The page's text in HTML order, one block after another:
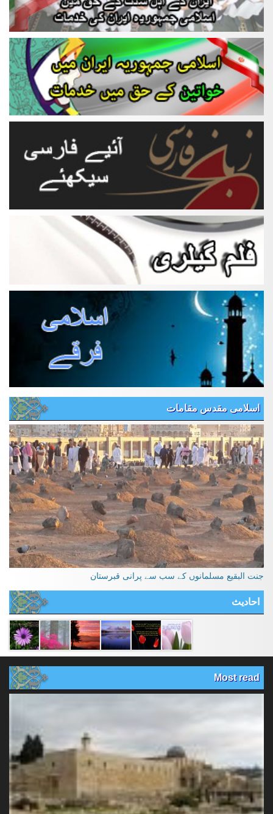
اسلامی مقدس مقامات
جنت البقیع مسلمانوں کے سب سے پرانی قبرستان
احادیث
Most read